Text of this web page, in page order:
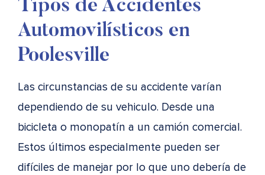
Tipos de Accidentes
Automovilísticos en
Poolesville
Las circunstancias de su accidente varían
dependiendo de su vehiculo. Desde una
bicicleta o monopatín a un camión comercial.
Estos últimos especialmente pueden ser
difíciles de manejar por lo que uno debería de